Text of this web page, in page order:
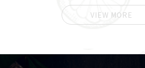
VIEW MORE